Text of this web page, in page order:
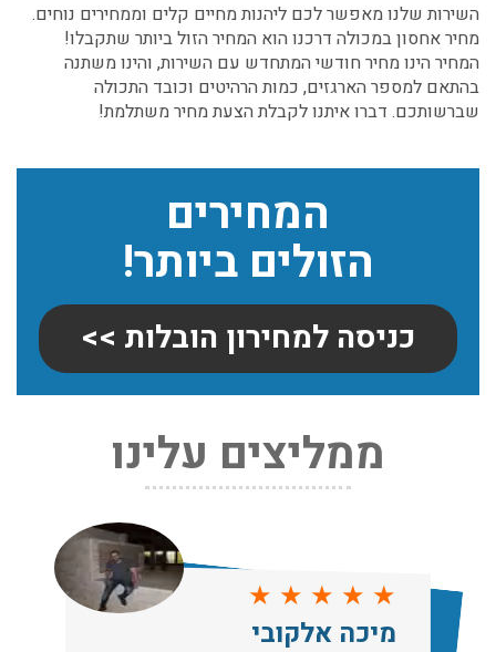
המחירים
הזולים ביותר!
כניסה למחירון הובלות >>
ממליצים עלינו
★
★
★
★
★
מיכה אלקובי
שירותי אריזה:
לפני שמתבצעת ההובלה צריכים לדאוג לארוז את הכל כמו
שצריך! פורטל המובילים בישראל מציע לכם שירותי אריזה
ברמה הגבוהה ביותר, לקבלת הצעת מחיר כנסו עכשיו
עודכן לאחרונה: 31/05/2026, 15:42
הובלות בתל אביב:
השירות שלנו מאפשר לכם ליהנות מחיים קלים וממחירים נוחים.
מחיר אחסון במכולה דרכנו הוא המחיר הזול ביותר שתקבלו!
המחיר הינו מחיר חודשי המתחדש עם השירות, והינו משתנה
בהתאם למספר הארגזים, כמות הרהיטים וכובד התכולה
שברשותכם. דברו איתנו לקבלת הצעת מחיר משתלמת!